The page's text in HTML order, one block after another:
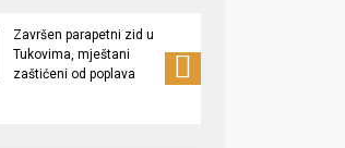
Završen parapetni zid u
Tukovima, mještani
zaštićeni od poplava